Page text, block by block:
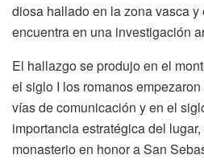
diosa hallado en la zona vasca y
encuentra en una investigación
El hallazgo se produjo en el
el siglo I los romanos
vías de comunicación y en el
importancia estratégica del
monasterio en honor a San